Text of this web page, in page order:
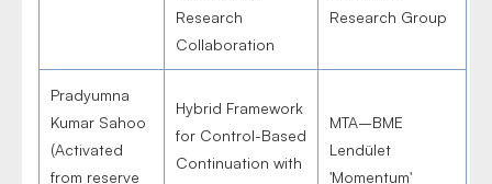
Research
Collaboration
Research Group
Pradyumna
Kumar Sahoo
(Activated
from reserve
Hybrid Framework
for Control-Based
Continuation with
MTA–BME
Lendület
'Momentum'